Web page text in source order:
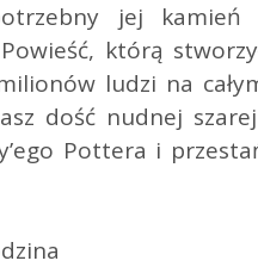
jej kamień
którą
ludzi na
dość nudnej
Pottera i